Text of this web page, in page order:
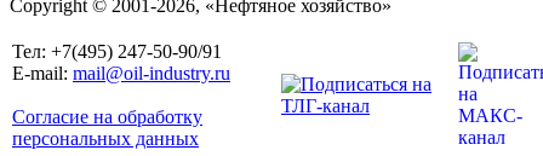
Copyright © 2001-2026, «Нефтяное хозяйство»
Тел: +7(495) 247-50-90/91
E-mail: mail@oil-industry.ru
Согласие на обработку
персональных данных